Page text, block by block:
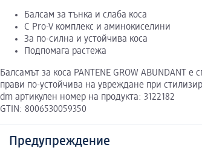
Балсам за тънка и слаба коса
С Pro-V комплекс и аминокиселини
За по-силна и устойчива коса
Подпомага растежа
Балсамът за коса PANTENE GROW ABUNDANT
прави по-устойчива на увреждане при
dm артикулен номер на продукта: 3122182
GTIN: 8006530059350
Предупреждение